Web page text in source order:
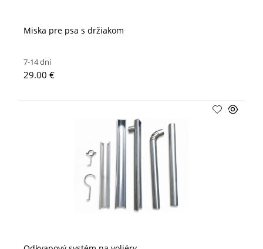
Miska pre psa s držiakom
7-14 dní
29.00 €